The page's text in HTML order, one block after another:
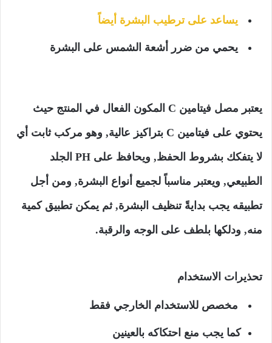
يساعد على ترطيب البشرة أيضاً
يحمي من ضرر أشعة الشمس على البشرة
يعتبر مصل فيتامين C المكون الفعال في المنتج حيث
يحتوي على فيتامين C بتراكيز عالية, وهو مركب ثابت أي
لا يتفكك بشروط الحفظ, ويحافظ على PH الجلد
الطبيعي, ويعتبر مناسباً لجميع أنواع البشرة, ومن أجل
تطبيقه يجب بدايةً تنظيف البشرة, ثم يمكن تطبيق كمية
منه, ودلكها بلطف على الوجه والرقبة.
تحذيرات الاستخدام
مخصص للاستخدام الخارجي فقط
كما يجب منع احتكاكه بالعينين